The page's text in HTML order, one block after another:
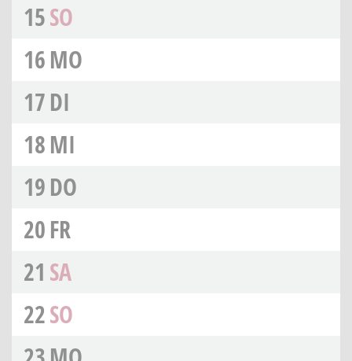
15SO
16MO
17DI
18MI
19DO
20FR
21 SA
22SO